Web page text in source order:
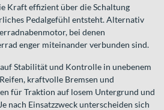
Kraft effizient über die Schaltung
Pedalgefühl entsteht. Alternativ
bei denen
enger miteinander verbunden sind.
Stabilität und Kontrolle in unebenem
kraftvolle Bremsen und
für Traktion auf losem Untergrund und
nach Einsatzzweck unterscheiden sich